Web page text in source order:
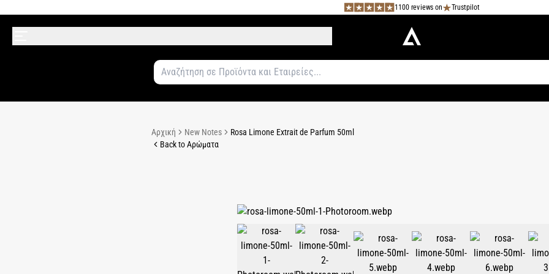
1100 reviews on Trustpilot
Αρχική New Notes
Rosa Limone Extrait de Parfum 50ml
Back to Αρώματα